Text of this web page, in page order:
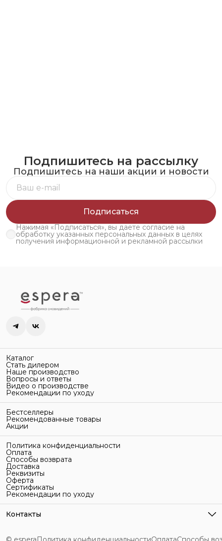
Подпишитесь на рассылку
Подпишитесь на наши акции и новости
Подписаться
Нажимая «Подписаться», вы даете согласие на
обработку указанных персональных данных в целях
получения информационной и рекламной рассылки
Каталог
Стать дилером
Наше производство
Вопросы и ответы
Видео о производстве
Рекомендации по уходу
Бестселлеры
Рекомендованные товары
Акции
Политика конфиденциальности
Оплата
Способы возврата
Доставка
Реквизиты
Оферта
Сертификаты
Рекомендации по уходу
Контакты